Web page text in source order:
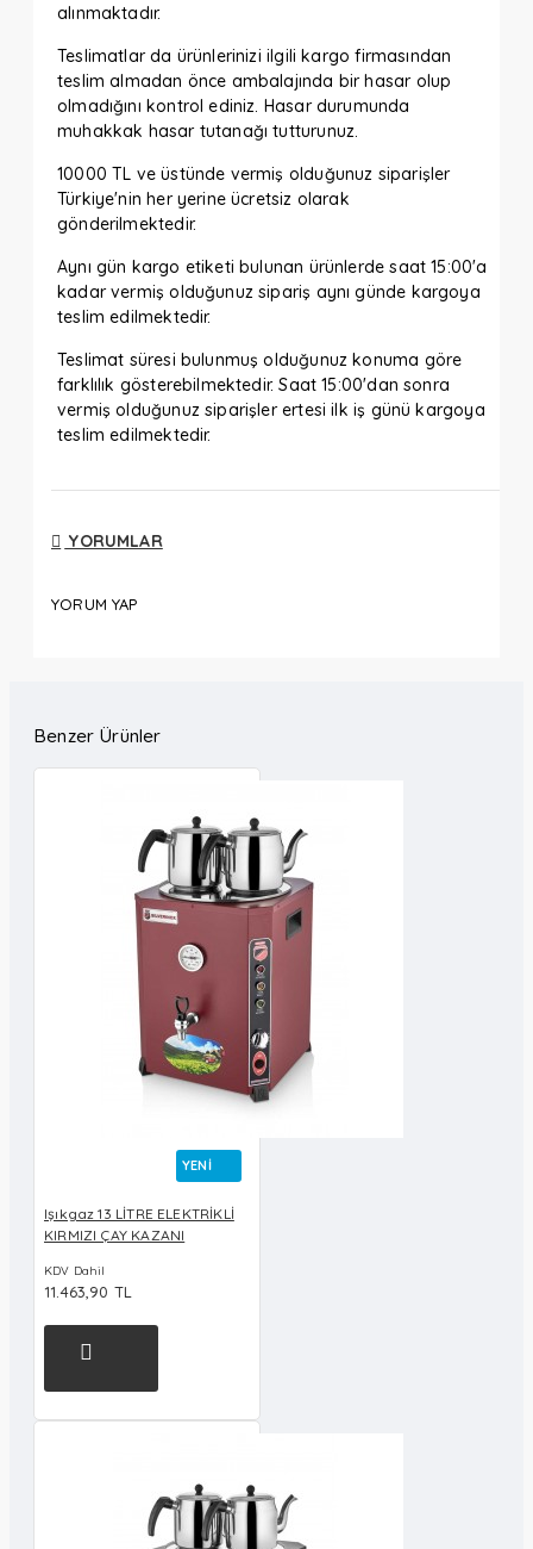
alınmaktadır.
Teslimatlar da ürünlerinizi ilgili kargo firmasından
teslim almadan önce ambalajında bir hasar olup
olmadığını kontrol ediniz. Hasar durumunda
muhakkak hasar tutanağı tutturunuz.
10000 TL ve üstünde vermiş olduğunuz siparişler
Türkiye'nin her yerine ücretsiz olarak
gönderilmektedir.
Aynı gün kargo etiketi bulunan ürünlerde saat 15:00'a
kadar vermiş olduğunuz sipariş aynı günde kargoya
teslim edilmektedir.
Teslimat süresi bulunmuş olduğunuz konuma göre
farklılık gösterebilmektedir. Saat 15:00'dan sonra
vermiş olduğunuz siparişler ertesi ilk iş günü kargoya
teslim edilmektedir.
YORUMLAR
YORUM YAP
Benzer Ürünler
YENI
Işıkgaz 13 LİTRE ELEKTRİKLİ
KIRMIZI ÇAY KAZANI
KDV Dahil
11.463,90 TL